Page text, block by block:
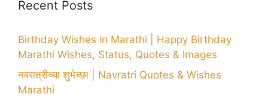
Recent Posts
Birthday Wishes in Marathi | Happy Birthday
Marathi Wishes, Status, Quotes & Images
नवरात्रीच्या शुभेच्छा | Navratri Quotes & Wishes
Marathi